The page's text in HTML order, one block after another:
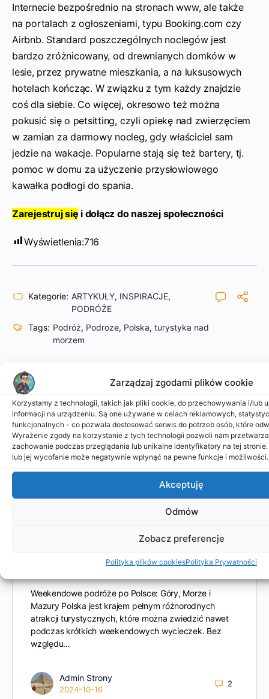
Zarządzaj zgodami plików cookie
Korzystamy z technologii, takich jak pliki cookie, do przechowywania i/lub
informacji na urządzeniu. Są one używane w celach reklamowych,
funkcjonalnych - co pozwala dostosować serwis do potrzeb osób, które
Wyrażenie zgody na korzystanie z tych technologii pozwoli nam
zachowanie podczas przeglądania lub unikalne identyfikatory na tej
lub jej wycofanie może negatywnie wpłynąć na pewne funkcje i możliwości.
Akceptuję
Odmów
Zobacz preferencje
Polityka plików cookiesPolityka Prywatności
Internecie bezpośrednio na stronach www, ale także
na portalach z ogłoszeniami, typu Booking.com czy
Airbnb. Standard poszczególnych noclegów jest
bardzo zróżnicowany, od drewnianych domków w
lesie, przez prywatne mieszkania, a na luksusowych
hotelach kończąc. W związku z tym każdy znajdzie
coś dla siebie. Co więcej, okresowo też można
pokusić się o petsitting, czyli opiekę nad zwierzęciem
w zamian za darmowy nocleg, gdy właściciel sam
jedzie na wakacje. Popularne stają się też bartery, tj.
pomoc w domu za użyczenie przysłowiowego
kawałka podłogi do spania.
Zarejestruj się i dołącz do naszej społeczności
Wyświetlenia:716
Kategorie: ARTYKUŁY, INSPIRACJE,
PODRÓŻE
Tags: Podróż, Podroze, Polska, turystyka nad
morzem
Powiązane Artykuły
Weekendowe podróże po Polsce: Góry,
Morze i Mazury – co warto zobaczyć?
Weekendowe podróże po Polsce: Góry, Morze i
Mazury Polska jest krajem pełnym różnorodnych
atrakcji turystycznych, które można zwiedzić nawet
podczas krótkich weekendowych wycieczek. Bez
względu…
Admin Strony
2024-10-16
2